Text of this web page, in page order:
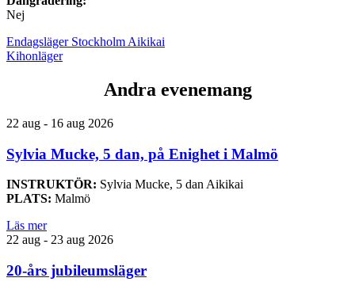
Nej
Endagsläger Stockholm Aikikai
Kihonläger
Andra evenemang
22 aug - 16 aug 2026
Sylvia Mucke, 5 dan, på Enighet i Malmö
INSTRUKTÖR: Sylvia Mucke, 5 dan Aikikai
PLATS: Malmö
Läs mer
22 aug - 23 aug 2026
20-års jubileumsläger